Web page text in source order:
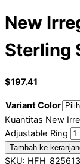
New
Sterling
$197.41
Variant Color
Kuantitas New
Adjustable Ring
Tambah ke
SKU: